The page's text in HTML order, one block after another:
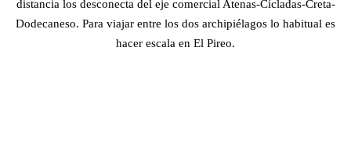
distancia los desconecta del eje comercial Atenas-Cícladas-Creta-
Dodecaneso. Para viajar entre los dos archipiélagos lo habitual es
hacer escala en El Pireo.